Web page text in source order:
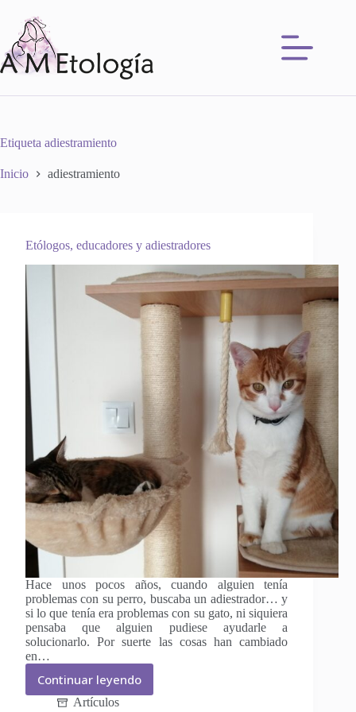
contenido
Etiqueta adiestramiento
Inicio adiestramiento
Etólogos, educadores y adiestradores
Hace unos pocos años, cuando alguien tenía
problemas con su perro, buscaba un adiestrador… y
si lo que tenía era problemas con su gato, ni siquiera
pensaba que alguien pudiese ayudarle a
solucionarlo. Por suerte las cosas han cambiado
en…
Continuar leyendo
Etólogos,
educadores
Artículos